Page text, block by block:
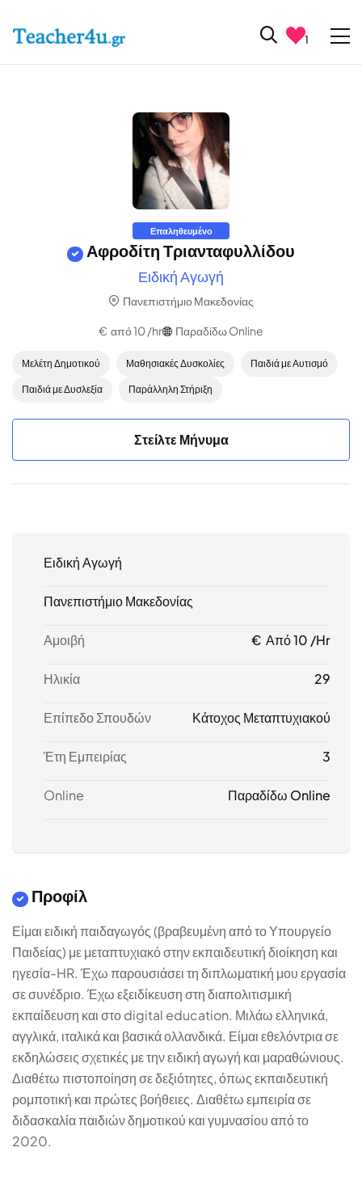
1
Επαληθευμένο
Αφροδίτη Τριανταφυλλίδου
Ειδική Αγωγή
Πανεπιστήμιο Μακεδονίας
€ από 10 /hr Παραδίδω Online
Μελέτη Δημοτικού Μαθησιακές Δυσκολίες Παιδιά με Αυτισμό
Παιδιά με Δυσλεξία Παράλληλη Στήριξη
Στείλτε Μήνυμα
Ειδική Αγωγή
Πανεπιστήμιο Μακεδονίας
Αμοιβή € Από 10 /hr
Ηλικία 29
Επίπεδο Σπουδών Κάτοχος Μεταπτυχιακού
Έτη Εμπειρίας 3
Online Παραδίδω Online
Προφίλ
Είμαι ειδική παιδαγωγός (βραβευμένη από το Υπουργείο
Παιδείας) με μεταπτυχιακό στην εκπαιδευτική διοίκηση και
ηγεσία-HR. Έχω παρουσιάσει τη διπλωματική μου εργασία
σε συνέδριο. Έχω εξειδίκευση στη διαπολιτισμική
εκπαίδευση και στο digital education. Μιλάω ελληνικά,
αγγλικά, ιταλικά και βασικά ολλανδικά. Είμαι εθελόντρια σε
εκδηλώσεις σχετικές με την ειδική αγωγή και μαραθώνιους.
Διαθέτω πιστοποίηση σε δεξιότητες, όπως εκπαιδευτική
ρομποτική και πρώτες βοήθειες. Διαθέτω εμπειρία σε
διδασκαλία παιδιών δημοτικού και γυμνασίου από το
2020.